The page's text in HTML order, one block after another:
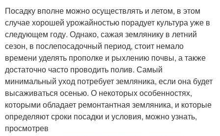
Посадку вполне можно осуществлять и летом, в этом
случае хорошей урожайностью порадует культура уже в
следующем году. Однако, сажая землянику в летний
сезон, в послепосадочный период, стоит немало
времени уделять прополке и рыхлению почвы, а также
достаточно часто проводить полив. Самый
минимальный уход потребует земляника, если она будет
высаживаться осенью. О некоторых особенностях,
которыми обладает ремонтантная земляника, и которые
определяют сроки посадки и условия, можно узнать,
просмотрев